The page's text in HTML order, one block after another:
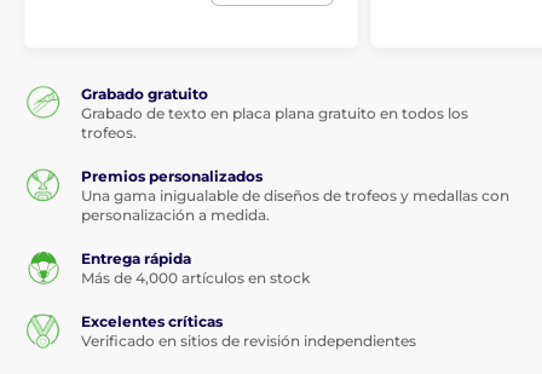
Grabado gratuito
Grabado de texto en placa plana gratuito en todos los
trofeos.
Premios personalizados
Una gama inigualable de diseños de trofeos y medallas con
personalización a medida.
Entrega rápida
Más de 4,000 artículos en stock
Excelentes críticas
Verificado en sitios de revisión independientes